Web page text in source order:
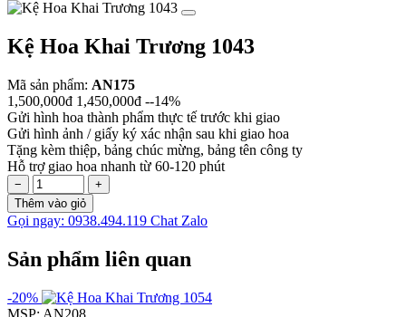
Kệ Hoa Khai Trương 1043
Mã sản phẩm: AN175
1,500,000đ 1,450,000đ --14%
Gửi hình hoa thành phẩm thực tế trước khi giao
Gửi hình ảnh / giấy ký xác nhận sau khi giao hoa
Tặng kèm thiệp, bảng chúc mừng, bảng tên công ty
Hỗ trợ giao hoa nhanh từ 60-120 phút
−
+
Thêm vào giỏ
Gọi ngay: 0938.494.119 Chat Zalo
Sản phẩm liên quan
-20%
MSP: AN208